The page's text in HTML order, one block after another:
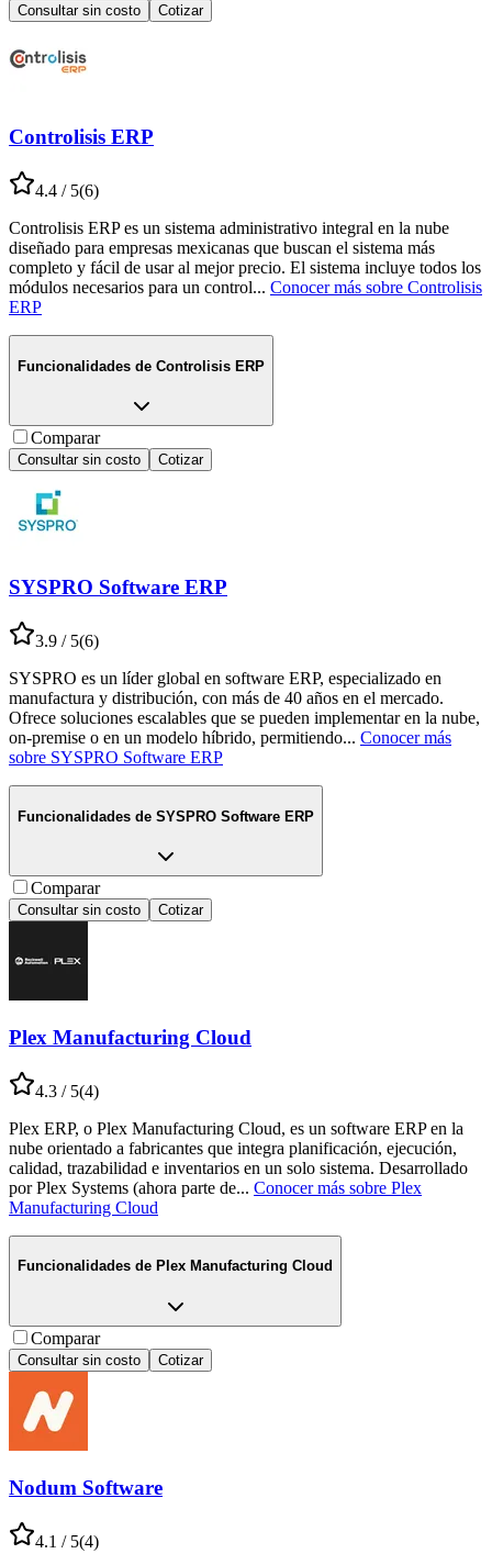
Consultar sin costo Cotizar
Controlisis ERP
4.4 / 5(6)
Controlisis ERP es un sistema administrativo integral en la nube
diseñado para empresas mexicanas que buscan el sistema más
completo y fácil de usar al mejor precio. El sistema incluye todos los
módulos necesarios para un control... Conocer más sobre Controlisis
ERP
Funcionalidades de Controlisis ERP
Comparar
Consultar sin costo Cotizar
SYSPRO Software ERP
3.9 / 5(6)
SYSPRO es un líder global en software ERP, especializado en
manufactura y distribución, con más de 40 años en el mercado.
Ofrece soluciones escalables que se pueden implementar en la nube,
on-premise o en un modelo híbrido, permitiendo... Conocer más
sobre SYSPRO Software ERP
Funcionalidades de SYSPRO Software ERP
Comparar
Consultar sin costo Cotizar
Plex Manufacturing Cloud
4.3 / 5(4)
Plex ERP, o Plex Manufacturing Cloud, es un software ERP en la
nube orientado a fabricantes que integra planificación, ejecución,
calidad, trazabilidad e inventarios en un solo sistema. Desarrollado
por Plex Systems (ahora parte de... Conocer más sobre Plex
Manufacturing Cloud
Funcionalidades de Plex Manufacturing Cloud
Comparar
Consultar sin costo Cotizar
Nodum Software
4.1 / 5(4)